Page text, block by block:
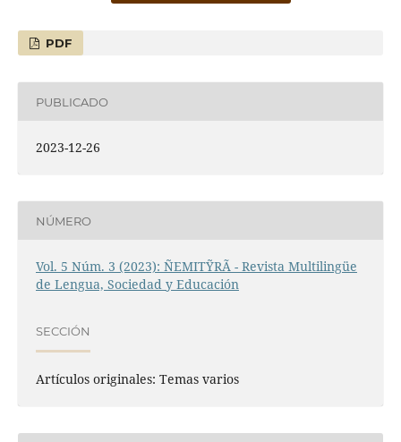
PDF
PUBLICADO
2023-12-26
NÚMERO
Vol. 5 Núm. 3 (2023): ÑEMITỸRÃ - Revista Multilingüe
de Lengua, Sociedad y Educación
SECCIÓN
Artículos originales: Temas varios